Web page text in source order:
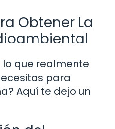
Obtener La
que realmente
para
Aquí te dejo un